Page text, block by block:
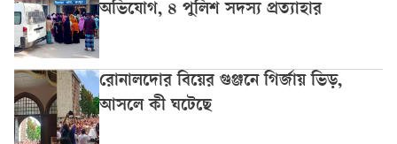
অভিযোগ, ৪ পুলিশ সদস্য প্রত্যাহার
রোনালদোর বিয়ের গুঞ্জনে গির্জায় ভিড়,
আসলে কী ঘটেছে